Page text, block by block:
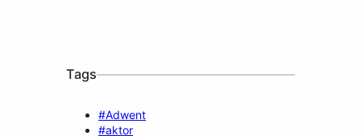
Tags
#Adwent
#aktor